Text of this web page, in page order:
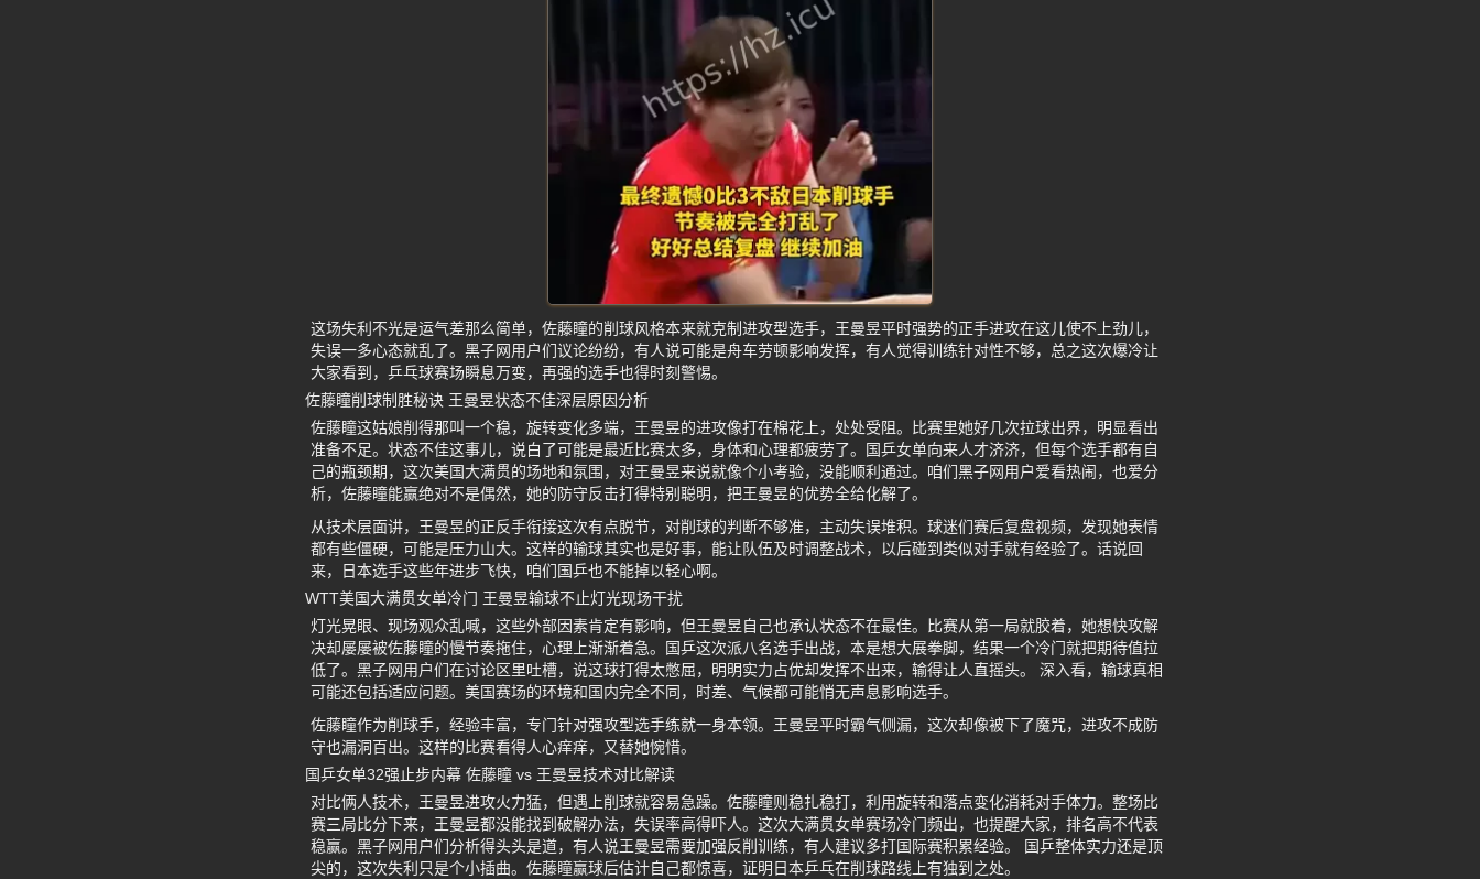
这场失利不光是运气差那么简单，佐藤瞳的削球风格本来就克制进攻型选手，王曼昱平时强势的正手进攻在这儿使不上劲儿，
失误一多心态就乱了。黑子网用户们议论纷纷，有人说可能是舟车劳顿影响发挥，有人觉得训练针对性不够，总之这次爆冷让
大家看到，乒乓球赛场瞬息万变，再强的选手也得时刻警惕。
佐藤瞳削球制胜秘诀 王曼昱状态不佳深层原因分析
佐藤瞳这姑娘削得那叫一个稳，旋转变化多端，王曼昱的进攻像打在棉花上，处处受阻。比赛里她好几次拉球出界，明显看出
准备不足。状态不佳这事儿，说白了可能是最近比赛太多，身体和心理都疲劳了。国乒女单向来人才济济，但每个选手都有自
己的瓶颈期，这次美国大满贯的场地和氛围，对王曼昱来说就像个小考验，没能顺利通过。咱们黑子网用户爱看热闹，也爱分
析，佐藤瞳能赢绝对不是偶然，她的防守反击打得特别聪明，把王曼昱的优势全给化解了。
从技术层面讲，王曼昱的正反手衔接这次有点脱节，对削球的判断不够准，主动失误堆积。球迷们赛后复盘视频，发现她表情
都有些僵硬，可能是压力山大。这样的输球其实也是好事，能让队伍及时调整战术，以后碰到类似对手就有经验了。话说回
来，日本选手这些年进步飞快，咱们国乒也不能掉以轻心啊。
WTT美国大满贯女单冷门 王曼昱输球不止灯光现场干扰
灯光晃眼、现场观众乱喊，这些外部因素肯定有影响，但王曼昱自己也承认状态不在最佳。比赛从第一局就胶着，她想快攻解
决却屡屡被佐藤瞳的慢节奏拖住，心理上渐渐着急。国乒这次派八名选手出战，本是想大展拳脚，结果一个冷门就把期待值拉
低了。黑子网用户们在讨论区里吐槽，说这球打得太憋屈，明明实力占优却发挥不出来，输得让人直摇头。 深入看，输球真相
可能还包括适应问题。美国赛场的环境和国内完全不同，时差、气候都可能悄无声息影响选手。
佐藤瞳作为削球手，经验丰富，专门针对强攻型选手练就一身本领。王曼昱平时霸气侧漏，这次却像被下了魔咒，进攻不成防
守也漏洞百出。这样的比赛看得人心痒痒，又替她惋惜。
国乒女单32强止步内幕 佐藤瞳 vs 王曼昱技术对比解读
对比俩人技术，王曼昱进攻火力猛，但遇上削球就容易急躁。佐藤瞳则稳扎稳打，利用旋转和落点变化消耗对手体力。整场比
赛三局比分下来，王曼昱都没能找到破解办法，失误率高得吓人。这次大满贯女单赛场冷门频出，也提醒大家，排名高不代表
稳赢。黑子网用户们分析得头头是道，有人说王曼昱需要加强反削训练，有人建议多打国际赛积累经验。 国乒整体实力还是顶
尖的，这次失利只是个小插曲。佐藤瞳赢球后估计自己都惊喜，证明日本乒乓在削球路线上有独到之处。